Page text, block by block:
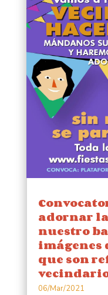
adornar
nuestro
imágenes
que son
06/Mar/2021